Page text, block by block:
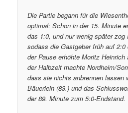
Die Partie begann für die
optimal: Schon in der 15. Minute
das 1:0, und nur wenig später zog
sodass die Gastgeber früh auf
der Pause erhöhte Moritz
der Halbzeit machte Nordheim/
dass sie nichts anbrennen lassen
Bäuerlein (83.) und das
der 89. Minute zum 5:0-Endstand.